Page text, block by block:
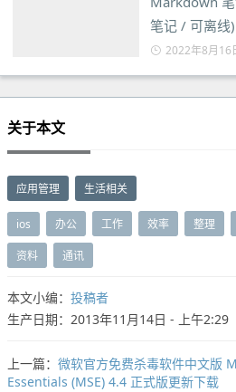
笔记 / 可离线)
2022年8月16
关于本文
应用管理 生活相关
ios 办公 工作 效率 整理
资料 通讯
本文小编： 投稿者
生产日期：2013年11月14日 - 上午2:29
上一篇： 微软官方免费杀毒软件中文版
Essentials (MSE) 4.4 正式版更新下载